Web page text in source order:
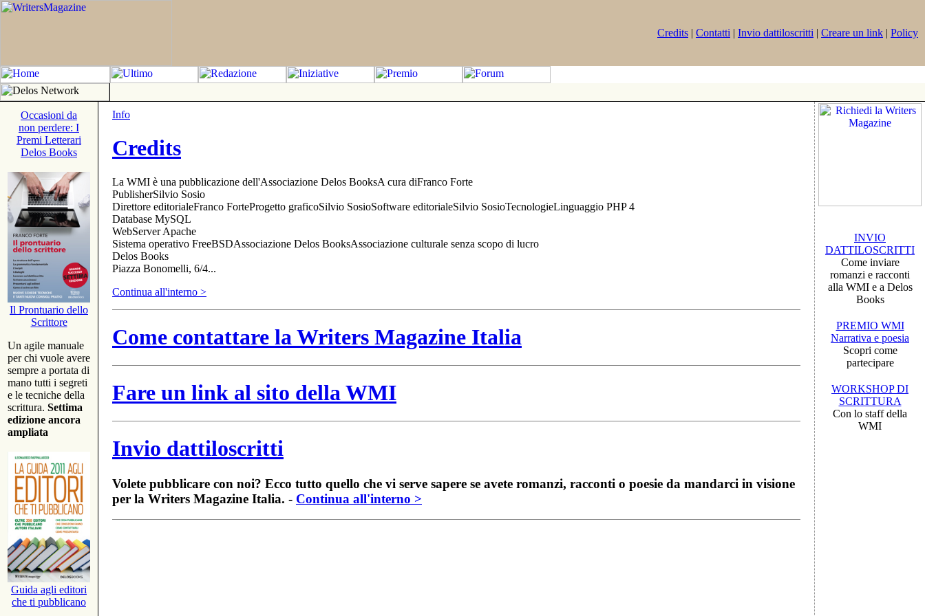
Credits | Contatti | Invio dattiloscritti | Creare un link | Policy
Occasioni da
non perdere: I
Premi Letterari
Delos Books
Il Prontuario dello
Scrittore
Un agile manuale
per chi vuole avere
sempre a portata di
mano tutti i segreti
e le tecniche della
scrittura. Settima
edizione ancora
ampliata
Guida agli editori
che ti pubblicano
Info
Credits
La WMI è una pubblicazione dell'Associazione Delos BooksA cura diFranco Forte
PublisherSilvio Sosio
Direttore editorialeFranco ForteProgetto graficoSilvio SosioSoftware editorialeSilvio SosioTecnologieLinguaggio PHP 4
Database MySQL
WebServer Apache
Sistema operativo FreeBSDAssociazione Delos BooksAssociazione culturale senza scopo di lucro
Delos Books
Piazza Bonomelli, 6/4...
Continua all'interno >
Come contattare la Writers Magazine Italia
Fare un link al sito della WMI
Invio dattiloscritti
Volete pubblicare con noi? Ecco tutto quello che vi serve sapere se avete romanzi, racconti o poesie da mandarci in visione
per la Writers Magazine Italia. - Continua all'interno >
INVIO
DATTILOSCRITTI
Come inviare
romanzi e racconti
alla WMI e a Delos
Books
PREMIO WMI
Narrativa e poesia
Scopri come
partecipare
WORKSHOP DI
SCRITTURA
Con lo staff della
WMI